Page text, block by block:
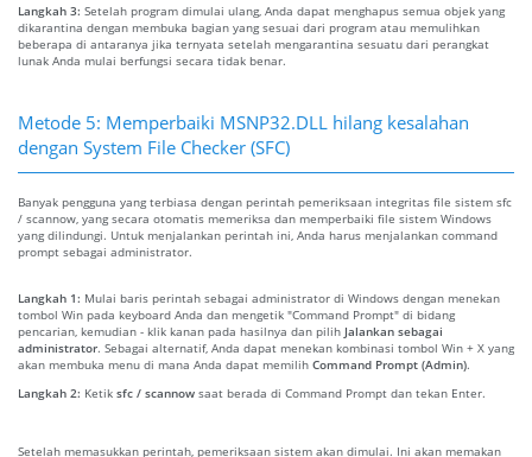
Langkah 3: Setelah program dimulai ulang, Anda dapat menghapus semua objek yang
dikarantina dengan membuka bagian yang sesuai dari program atau memulihkan
beberapa di antaranya jika ternyata setelah mengarantina sesuatu dari perangkat
lunak Anda mulai berfungsi secara tidak benar.
Metode 5: Memperbaiki MSNP32.DLL hilang kesalahan
dengan System File Checker (SFC)
Banyak pengguna yang terbiasa dengan perintah pemeriksaan integritas file sistem sfc
/ scannow, yang secara otomatis memeriksa dan memperbaiki file sistem Windows
yang dilindungi. Untuk menjalankan perintah ini, Anda harus menjalankan command
prompt sebagai administrator.
Langkah 1: Mulai baris perintah sebagai administrator di Windows dengan menekan
tombol Win pada keyboard Anda dan mengetik "Command Prompt" di bidang
pencarian, kemudian - klik kanan pada hasilnya dan pilih Jalankan sebagai
administrator. Sebagai alternatif, Anda dapat menekan kombinasi tombol Win + X yang
akan membuka menu di mana Anda dapat memilih Command Prompt (Admin).
Langkah 2: Ketik sfc / scannow saat berada di Command Prompt dan tekan Enter.
Setelah memasukkan perintah, pemeriksaan sistem akan dimulai. Ini akan memakan